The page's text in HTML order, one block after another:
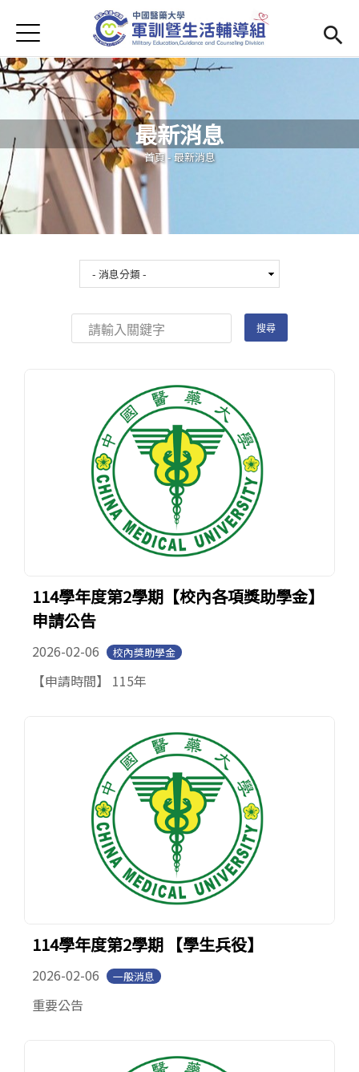
首頁
學務處首頁(link is external)
Open submenu (單位簡介)
單位簡介
最新消息
Open submenu (生活輔導)
生活輔導
Open submenu (校園安全)
校園安全
Open submenu (相關法規及檔案下載)
相關法規及檔案下載
Jump to Navigation
Jump to Main content
最新消息
您在這裡
首頁-最新消息
114學年度第2學期【校內各項獎助學金】
申請公告
2026-02-06 校內獎助學金
【申請時間】 115年
114學年度第2學期 【學生兵役】
2026-02-06 一般消息
重要公告